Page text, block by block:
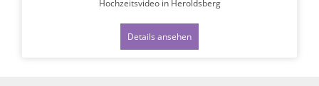
Hochzeitsvideo in Heroldsberg
Details ansehen